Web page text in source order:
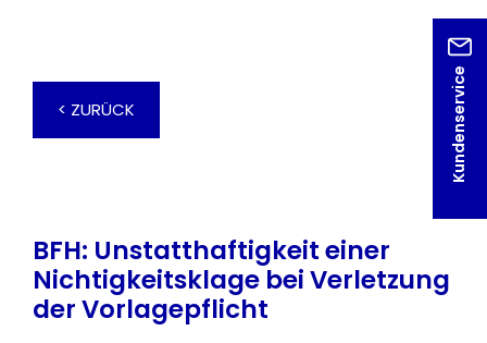
Kundenservice
< ZURÜCK
BFH: Unstatthaftigkeit einer
Nichtigkeitsklage bei Verletzung
der Vorlagepflicht